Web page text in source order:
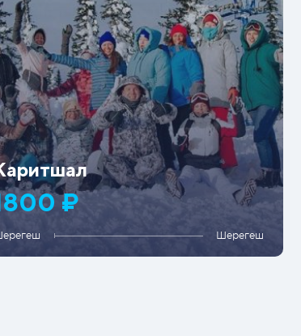
₽
Шерегеш